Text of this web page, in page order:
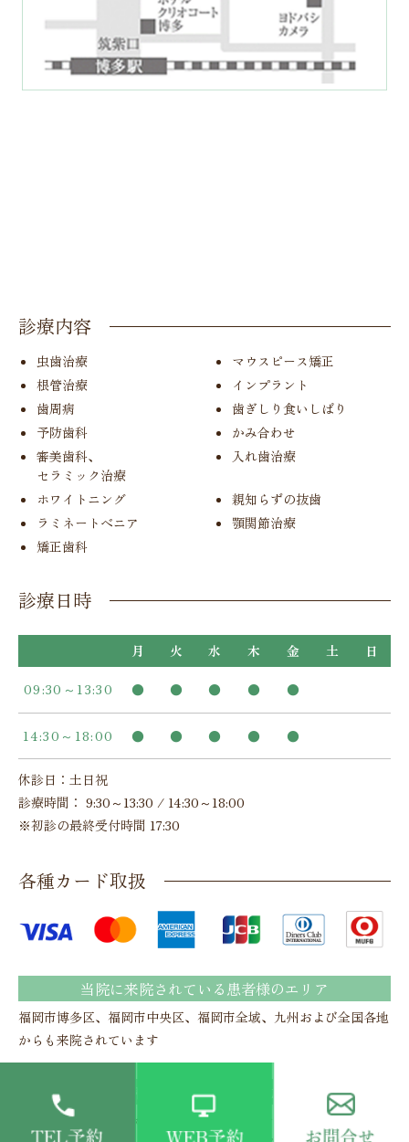
診療内容
虫歯治療
マウスピース矯正
根管治療
インプラント
歯周病
歯ぎしり食いしばり
予防歯科
かみ合わせ
審美歯科、
セラミック治療
入れ歯治療
ホワイトニング
親知らずの抜歯
ラミネートべニア
顎関節治療
矯正歯科
診療日時
月 火 水 木 金 土 日
09:30～13:30 ● ● ● ● ●
14:30～18:00 ● ● ● ● ●
休診日：土日祝
診療時間： 9:30～13:30 / 14:30～18:00
※初診の最終受付時間 17:30
各種カード取扱
当院に来院されている患者様のエリア
福岡市博多区、福岡市中央区、福岡市全域、九州および全国各地
からも来院されています
各種保険対応/完全予約制
※お待たせすることが無いよう予約制とさせていただいておりま